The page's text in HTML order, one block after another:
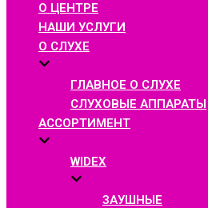
О ЦЕНТРЕ
НАШИ УСЛУГИ
О СЛУХЕ
ГЛАВНОЕ О СЛУХЕ
СЛУХОВЫЕ АППАРАТЫ
АССОРТИМЕНТ
WIDEX
ЗАУШНЫЕ